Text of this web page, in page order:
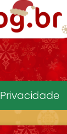
Privacidade